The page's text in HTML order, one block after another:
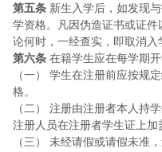
第五条 新生入学后，如发现
学资格。凡因伪造证书或证
论何时，一经查实，即取消入
第六条 在籍学生应在每学期
（一） 学生在注册前应按规
格。
（二） 注册由注册者本人持
注册人员在注册者学生证上加
（三） 未经请假或请假未准